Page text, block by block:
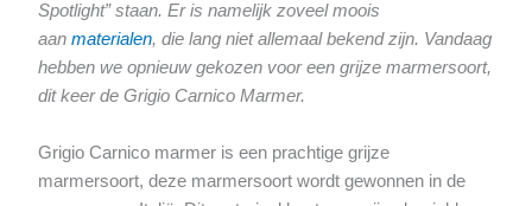
Spotlight” staan. Er is namelijk zoveel moois
aanmaterialen, die lang niet allemaal bekend zijn. Vandaag
hebben we opnieuw gekozen voor een grijze marmersoort,
dit keer de Grigio Carnico Marmer.
Grigio Carnico marmer is een prachtige grijze
marmersoort, deze marmersoort wordt gewonnen in de